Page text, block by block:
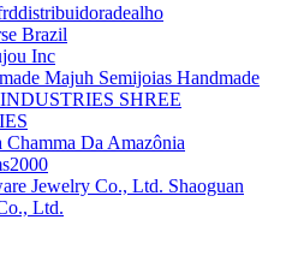
Brazil
Inc
Majuh Semijoias Handmade
SHREE
Chamma Da Amazônia
Shaoguan
Ltd.